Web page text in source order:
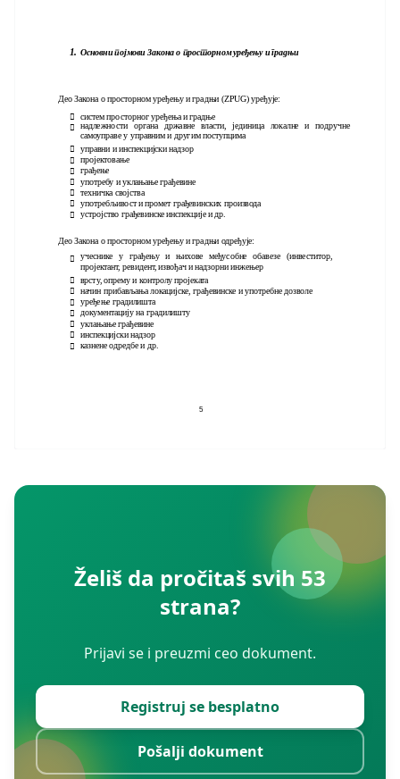
5
1. Основни појмови Закона о просторном уређењу и градњи
Део Закона о просторном уређењу и градњи (ZPUG) уређује:
 систем просторног уређења и градње
 надлежности органа државне власти, јединица локалне и подручне
самоуправе у управним и другим поступцима
 управни и инспекцијски надзор
 пројектовање
 грађење
 употребу и уклањање грађевине
 техничка својства
 употребљивост и промет грађевинских производа
 устројство грађевинске инспекције и др.
Део Закона о просторном уређењу и градњи одређује:
 учеснике у грађењу и њихове међусобне обавезе (инвеститор,
пројектант, ревидент, извођач и надзорни инжењер
 врсту, опрему и контролу пројеката
 начин прибављања локацијске, грађевинске и употребне дозволе
 уређење градилишта
 документацију на градилишту
 уклањање грађевине
 инспекцијски надзор
 казнене одредбе и др.
Želiš da pročitaš svih 53
strana?
Prijavi se i preuzmi ceo dokument.
Registruj se besplatno
Pošalji dokument